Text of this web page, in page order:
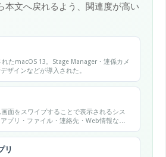
本文へ戻れるよう、関連度が高い
たmacOS 13。Stage Manager・連係カメ
ザインなどが導入された。
面をスワイプすることで表示されるシス
プリ・ファイル・連絡先・Web情報など
リ